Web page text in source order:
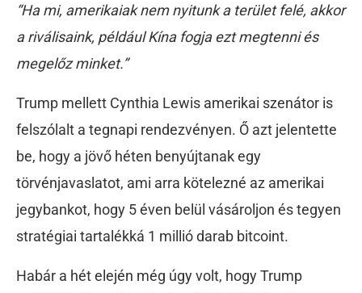
“Ha mi, amerikaiak nem nyitunk a terület felé, akkor
a riválisaink, például Kína fogja ezt megtenni és
megelőz minket.”
Trump mellett Cynthia Lewis amerikai szenátor is
felszólalt a tegnapi rendezvényen. Ő azt jelentette
be, hogy a jövő héten benyújtanak egy
törvénjavaslatot, ami arra kötelezné az amerikai
jegybankot, hogy 5 éven belül vásároljon és tegyen
stratégiai tartalékká 1 millió darab bitcoint.
Habár a hét elején még úgy volt, hogy Trump